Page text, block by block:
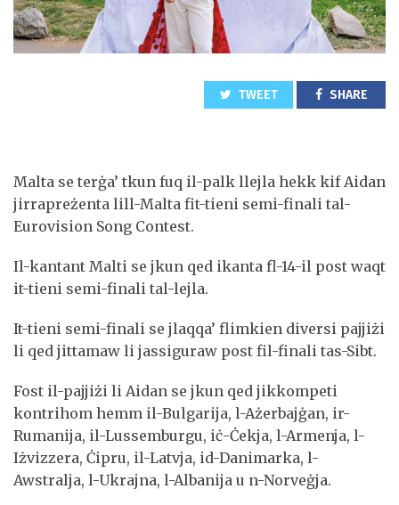
TWEET SHARE
Malta se terġa’ tkun fuq il-palk llejla hekk kif Aidan
jirrapreżenta lill-Malta fit-tieni semi-finali tal-
Eurovision Song Contest.
Il-kantant Malti se jkun qed ikanta fl-14-il post waqt
it-tieni semi-finali tal-lejla.
It-tieni semi-finali se jlaqqa’ flimkien diversi pajjiżi
li qed jittamaw li jassiguraw post fil-finali tas-Sibt.
Fost il-pajjiżi li Aidan se jkun qed jikkompeti
kontrihom hemm il-Bulgarija, l-Ażerbajġan, ir-
Rumanija, il-Lussemburgu, iċ-Ċekja, l-Armenja, l-
Iżvizzera, Ċipru, il-Latvja, id-Danimarka, l-
Awstralja, l-Ukrajna, l-Albanija u n-Norveġja.